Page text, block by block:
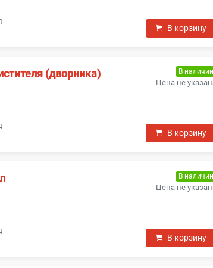
В корзину
(дворника) В
Цена не
В корзину
В
Цена не
В корзину